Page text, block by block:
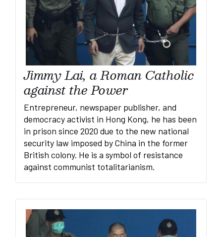
Jimmy Lai, a Roman Catholic
against the Power
Entrepreneur, newspaper publisher, and
democracy activist in Hong Kong, he has been
in prison since 2020 due to the new national
security law imposed by China in the former
British colony. He is a symbol of resistance
against communist totalitarianism.